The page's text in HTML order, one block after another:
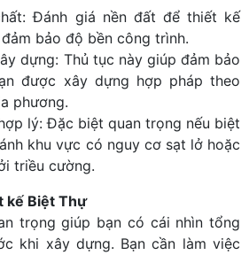
Đánh giá nền đất để thiết kế
bảo độ bền công trình.
dựng: Thủ tục này giúp đảm bảo
được xây dựng hợp pháp theo
phương.
lý: Đặc biệt quan trọng nếu biệt
khu vực có nguy cơ sạt lở hoặc
triều cường.
kế Biệt Thự
trọng giúp bạn có cái nhìn tổng
khi xây dựng. Bạn cần làm việc